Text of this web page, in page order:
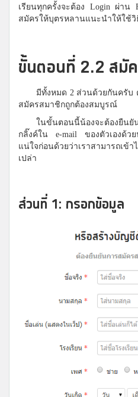
เรียนทุกครั้งจะต้อง Login ผ่าน
สมัครให้บุตรหลานแนะนำให้ใช้
ขั้นตอนที่ 2.2 สมั
มีทั้งหมด 2 ส่วนด้วยกันครับ
สมัครสมาชิกถูกต้องสมบูรณ์
ในขั้นตอนนี้น้องจะต้องยืนยั
กลิ๊งค์ใน e-mail ของตัวเองด้
แน่ใจก่อนด้วยว่าเราสามารถเ
เปล่า
ส่วนที่ 1: กรอกข้อมูล